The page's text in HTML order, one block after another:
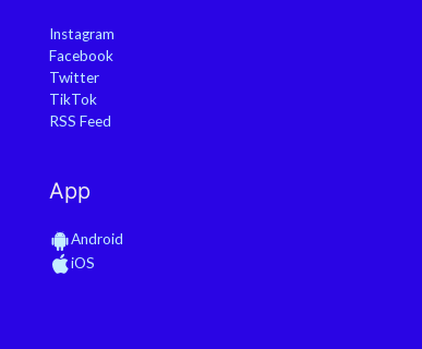
Instagram
Facebook
Twitter
TikTok
RSS Feed
App
Android
iOS